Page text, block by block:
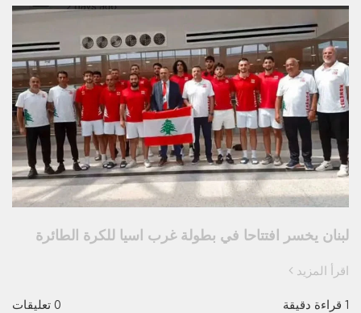
لبنان يخسر افتتاحا في بطولة غرب اسيا للكرة الطائرة
اقرأ المزيد
1 قراءة دقيقة 0 تعليقات